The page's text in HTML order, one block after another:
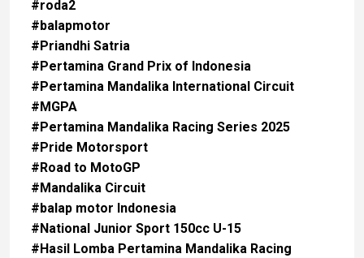
#roda2
#balapmotor
#Priandhi Satria
#Pertamina Grand Prix of Indonesia
#Pertamina Mandalika International Circuit
#MGPA
#Pertamina Mandalika Racing Series 2025
#Pride Motorsport
#Road to MotoGP
#Mandalika Circuit
#balap motor Indonesia
#National Junior Sport 150cc U-15
#Hasil Lomba Pertamina Mandalika Racing